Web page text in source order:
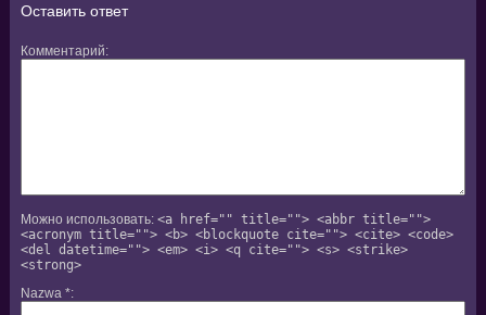
Оставить ответ
Комментарий
Можно использовать: <a href="" title=""> <abbr title="">
<acronym title=""> <b> <blockquote cite=""> <cite> <code>
<del datetime=""> <em> <i> <q cite=""> <s> <strike>
<strong>
Nazwa *